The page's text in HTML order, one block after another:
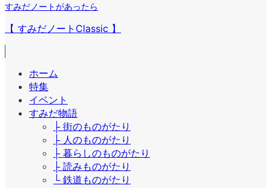
すみだノートがあったら
【 すみだノートClassic 】
ホーム
特集
イベント
すみだ物語
├ 街のものがたり
├ 人のものがたり
├ 暮らしのものがたり
├ 読みものがたり
└ 鉄道ものがたり